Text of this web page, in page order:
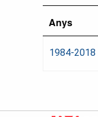
Anys
1984-2018